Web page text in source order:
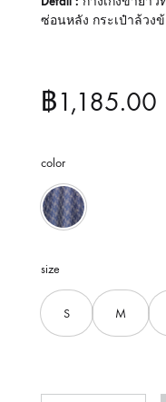
ซ่อนหลัง กระเป๋าล้วง
฿1,185.00
color
Blue
size
S M